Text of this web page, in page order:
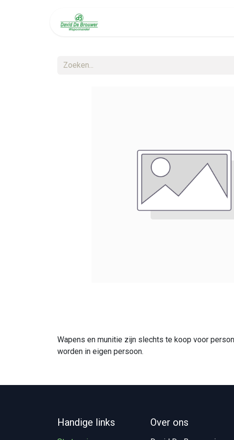
Wapens en munitie zijn slechts te koop voor
worden in eigen persoon.
Handige links Over ons